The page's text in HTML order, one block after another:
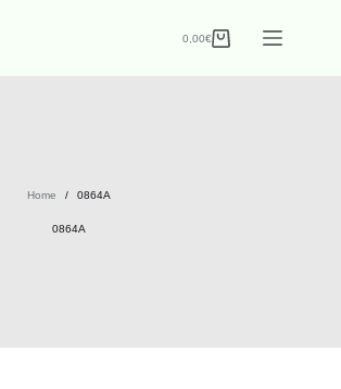
0,00€
Home / 0864A
0864A